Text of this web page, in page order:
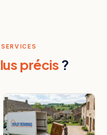
précis ?